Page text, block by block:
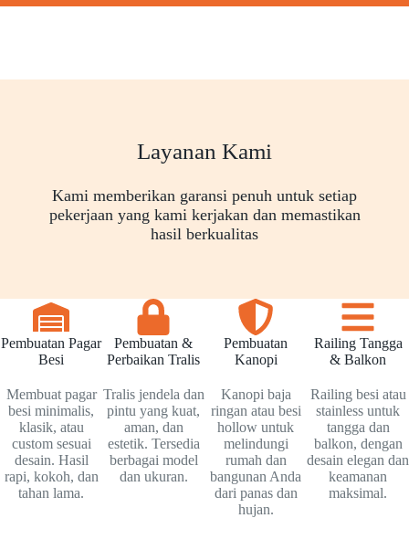
Layanan Kami
Kami memberikan garansi penuh untuk setiap
pekerjaan yang kami kerjakan dan memastikan
hasil berkualitas
Pembuatan Pagar
Besi
Membuat pagar
besi minimalis,
klasik, atau
custom sesuai
desain. Hasil
rapi, kokoh, dan
tahan lama.
Pembuatan &
Perbaikan Tralis
Tralis jendela dan
pintu yang kuat,
aman, dan
estetik. Tersedia
berbagai model
dan ukuran.
Pembuatan
Kanopi
Kanopi baja
ringan atau besi
hollow untuk
melindungi
rumah dan
bangunan Anda
dari panas dan
hujan.
Railing Tangga
& Balkon
Railing besi atau
stainless untuk
tangga dan
balkon, dengan
desain elegan dan
keamanan
maksimal.